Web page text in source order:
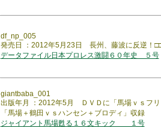
df_np_005
発売日 ：2012年5月23日 長州、藤波に反逆！
データファイル日本プロレス激闘６０年史 ５号
giantbaba_001
出版年月 ：2012年5月 ＤＶＤに「馬場ｖｓフ
「馬場＋鶴田ｖｓハンセン＋ブロディ」収録
ジャイアント馬場甦る１６文キック １号